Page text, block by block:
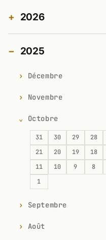
2026
2025
Décembre
Novembre
Octobre
31 30 29 28
21
20 19 18
11
10 9 8
1
Septembre
Août